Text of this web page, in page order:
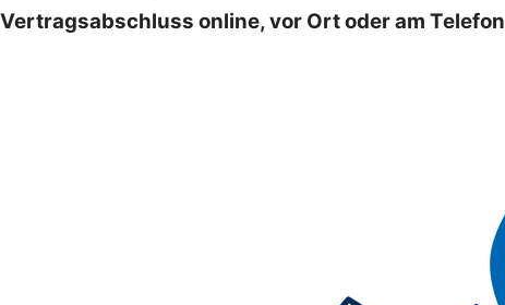
Vertragsabschluss online, vor Ort oder am Telefon